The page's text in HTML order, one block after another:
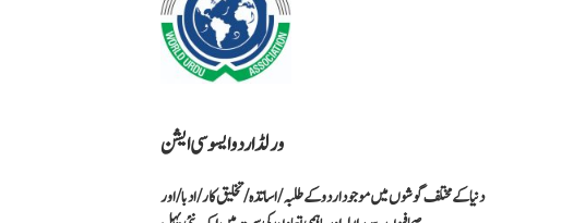
ورلڈ اردو ایسو سی ایشن
دنیا کےمختلف گوشوں میں موجود اردو کے طلبہ / اساتذہ /تخلیق کار/ادبا/ اور